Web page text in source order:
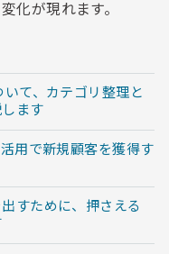
化が現れます。
て、カテゴリ整理と
ます
用で新規顧客を獲得す
すために、押さえる